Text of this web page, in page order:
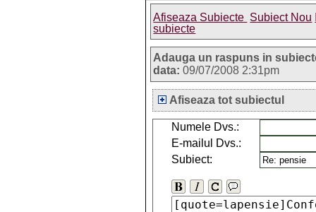
Afiseaza Subiecte Subiect Nou
subiecte
Adauga un raspuns in
data: 09/07/2008 2:31pm
Afiseaza tot subiectul
Numele Dvs.:
E-mailul Dvs.:
Subiect: